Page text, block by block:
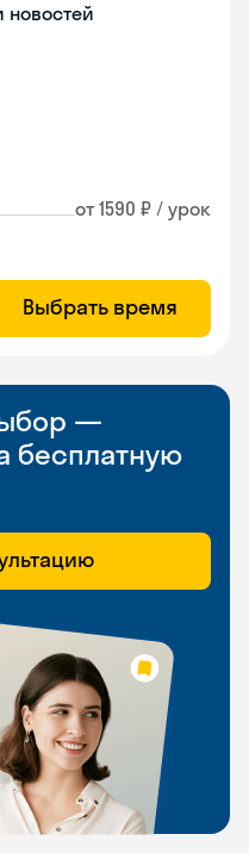
от 1590 ₽ / урок
Выбрать время
—
бесплатную